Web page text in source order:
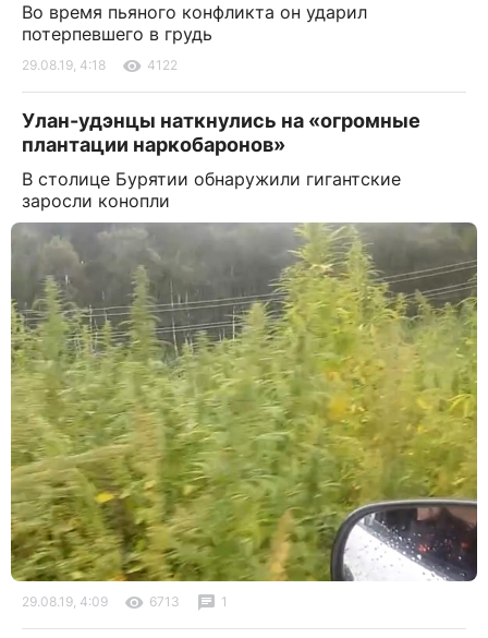
Во время пьяного конфликта он ударил
потерпевшего в грудь
29.08.19, 4:18 4122
Улан-удэнцы наткнулись на «огромные
плантации наркобаронов»
В столице Бурятии обнаружили гигантские
заросли конопли
29.08.19, 4:09 6713 1